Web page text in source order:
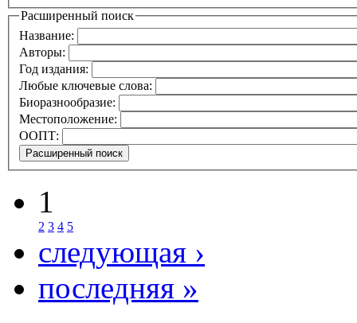
Расширенный поиск
Название:
Авторы:
Год издания:
Любые ключевые слова:
Биоразнообразие:
Местоположение:
ООПТ:
1
2 3 4 5
следующая ›
последняя »